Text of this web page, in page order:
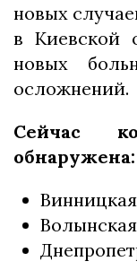
новых
в Киевской
новых
осложнений.
Сейчас
обнаружена: